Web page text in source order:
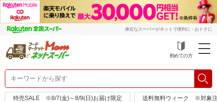
身近なスーパーがネットで便利に・おトクに
初めての方
特売SALE ※8/7(金)～8/9(日)お届け限定
送料無料ウィーク ※対象